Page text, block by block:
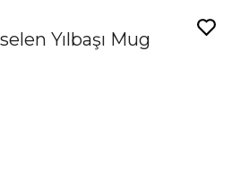
Yılbaşı Mug